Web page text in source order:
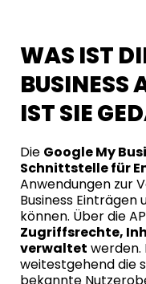
WAS IST
BUSINESS
IST SIE
Die Google My
Schnittstelle für
Anwendungen zur
Business
können. Über die
Zugriffsrechte,
verwaltet werden.
weitestgehend die
bekannte